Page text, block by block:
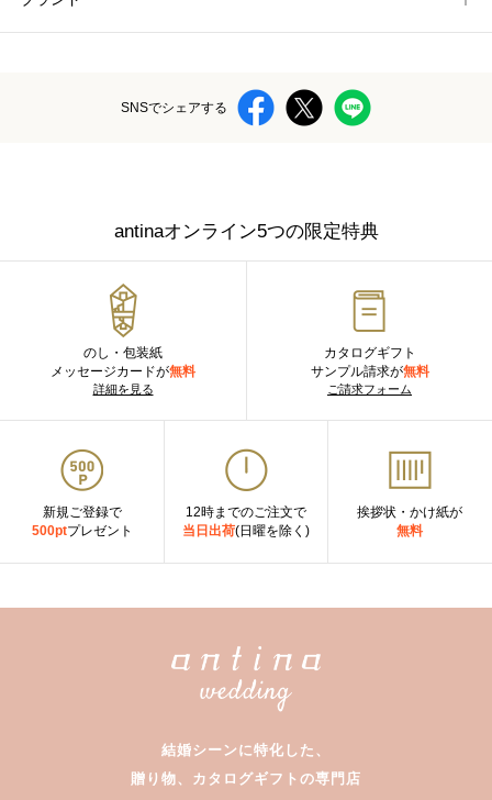
SNSでシェアする
antinaオンライン5つの限定特典
のし・包装紙
メッセージカードが無料
詳細を見る
カタログギフト
サンプル請求が無料
ご請求フォーム
新規ご登録で
500ptプレゼント
12時までのご注文で
当日出荷(日曜を除く)
挨拶状・かけ紙が
無料
結婚シーンに特化した、
贈り物、カタログギフトの専門店